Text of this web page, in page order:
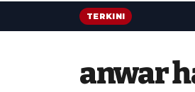
TERKINI
anwar